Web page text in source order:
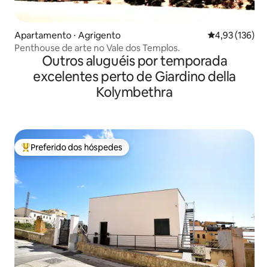
Apartamento ⋅ Agrigento 4,93 de uma
4,93 (136)
Penthouse de arte no Vale dos Templos.
Outros aluguéis por temporada
excelentes perto de Giardino della
Kolymbethra
Entre os melhores preferidos dos hóspedes
Preferido dos hóspedes